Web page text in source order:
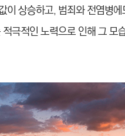
이 상승하고, 범죄와 전염병
극적인 노력으로 인해그 모